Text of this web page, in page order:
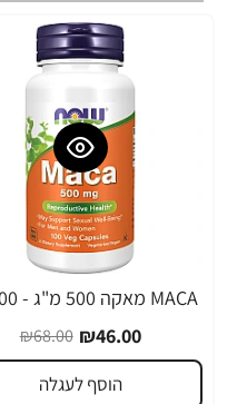
-32%
₪46.00
₪68.00
הוסף לעגלה